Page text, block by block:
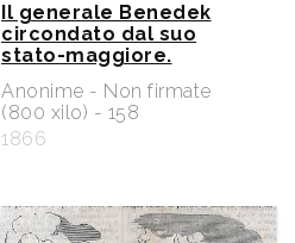
Il generale Benedek
circondato dal suo
stato-maggiore.
Anonime - Non firmate
(800 xilo) - 158
1866